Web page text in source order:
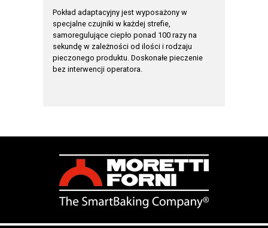
Pokład adaptacyjny jest wyposażony w
specjalne czujniki w każdej strefie,
samoregulujące ciepło ponad 100 razy na
sekundę w zależności od ilości i rodzaju
pieczonego produktu. Doskonałe pieczenie
bez interwencji operatora.